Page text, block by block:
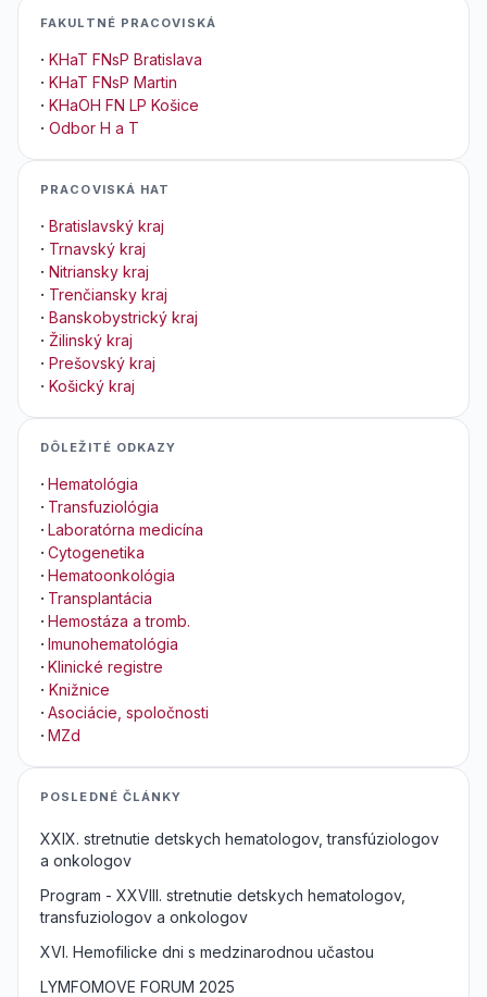
FAKULTNÉ PRACOVISKÁ
· KHaT FNsP Bratislava
· KHaT FNsP Martin
· KHaOH FN LP Košice
· Odbor H a T
PRACOVISKÁ HAT
· Bratislavský kraj
· Trnavský kraj
· Nitriansky kraj
· Trenčiansky kraj
· Banskobystrický kraj
· Žilinský kraj
· Prešovský kraj
· Košický kraj
DÔLEŽITÉ ODKAZY
· Hematológia
· Transfuziológia
· Laboratórna medicína
· Cytogenetika
· Hematoonkológia
· Transplantácia
· Hemostáza a tromb.
· Imunohematológia
· Klinické registre
· Knižnice
· Asociácie, spoločnosti
· MZd
POSLEDNÉ ČLÁNKY
XXIX. stretnutie detskych hematologov, transfúziologov
a onkologov
Program - XXVIII. stretnutie detskych hematologov,
transfuziologov a onkologov
XVI. Hemofilicke dni s medzinarodnou učastou
LYMFOMOVE FORUM 2025